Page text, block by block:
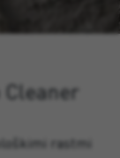
rastmi